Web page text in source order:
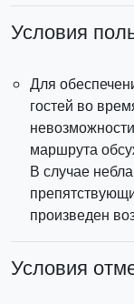
Модель яхты:
пользование,
Максимум 6
двуспальные
Топливо и
Отправление: в
Катании.
По запросу
Условия
Для
гостей во
маршрута
В случае
произведен
Условия